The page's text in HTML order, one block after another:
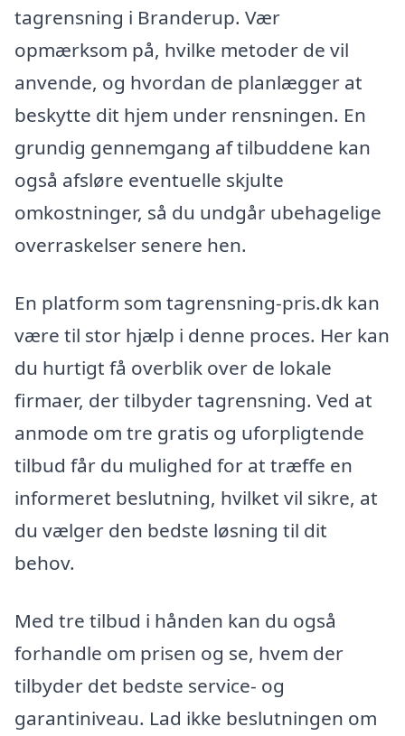
tagrensning i Branderup. Vær
opmærksom på, hvilke metoder de vil
anvende, og hvordan de planlægger at
beskytte dit hjem under rensningen. En
grundig gennemgang af tilbuddene kan
også afsløre eventuelle skjulte
omkostninger, så du undgår ubehagelige
overraskelser senere hen.
En platform som tagrensning-pris.dk kan
være til stor hjælp i denne proces. Her kan
du hurtigt få overblik over de lokale
firmaer, der tilbyder tagrensning. Ved at
anmode om tre gratis og uforpligtende
tilbud får du mulighed for at træffe en
informeret beslutning, hvilket vil sikre, at
du vælger den bedste løsning til dit
behov.
Med tre tilbud i hånden kan du også
forhandle om prisen og se, hvem der
tilbyder det bedste service- og
garantiniveau. Lad ikke beslutningen om